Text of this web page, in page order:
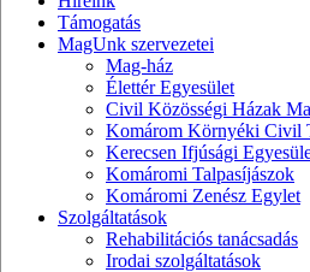
Támogatás
MagUnk szervezetei
Mag-ház
Élettér Egyesület
Civil Közösségi Házak
Komárom Környéki Civil
Kerecsen Ifjúsági
Komáromi Talpasíjászok
Komáromi Zenész Egylet
Szolgáltatások
Rehabilitációs tanácsadás
Irodai szolgáltatások